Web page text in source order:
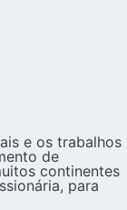
e os trabalhos
de
continentes
para